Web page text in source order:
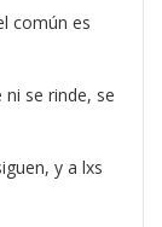
común es
se rinde, se
y a lxs